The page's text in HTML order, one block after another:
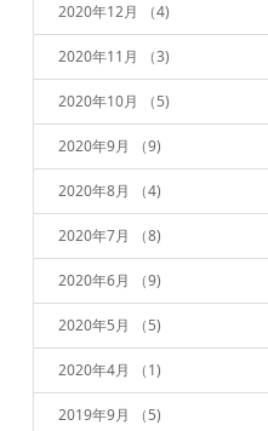
2020年12月 （4)
2020年11月 （3)
2020年10月 （5)
2020年9月 （9)
2020年8月 （4)
2020年7月 （8)
2020年6月 （9)
2020年5月 （5)
2020年4月 （1)
2019年9月 （5)